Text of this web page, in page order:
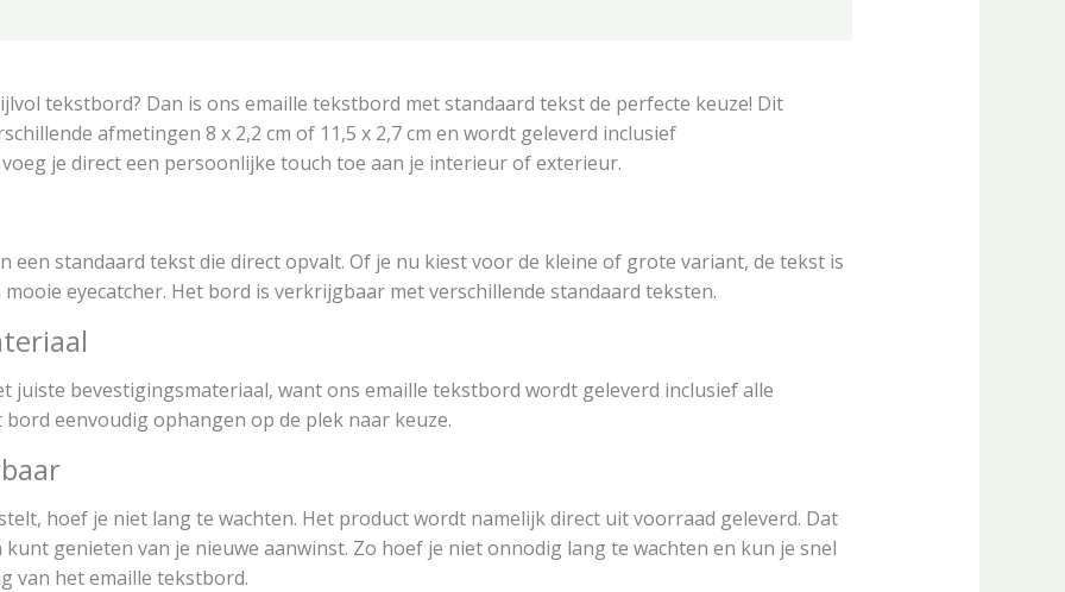
tekstbord? Dan is ons emaille tekstbord met standaard tekst de perfecte keuze! Dit
afmetingen 8 x 2,2 cm of 11,5 x 2,7 cm en wordt geleverd inclusief
je direct een persoonlijke touch toe aan je interieur of exterieur.
een standaard tekst die direct opvalt. Of je nu kiest voor de kleine of grote variant, de tekst is
eyecatcher. Het bord is verkrijgbaar met verschillende standaard teksten.
juiste bevestigingsmateriaal, want ons emaille tekstbord wordt geleverd inclusief alle
eenvoudig ophangen op de plek naar keuze.
hoef je niet lang te wachten. Het product wordt namelijk direct uit voorraad geleverd. Dat
genieten van je nieuwe aanwinst. Zo hoef je niet onnodig lang te wachten en kun je snel
van het emaille tekstbord.